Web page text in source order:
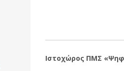
Ιστοχώρος ΠΜΣ